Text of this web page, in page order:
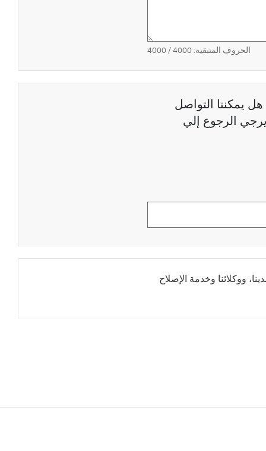
الحروف المتبقية:4000
/ 4000
يمكننا التواصل
الرجوع إلي
ووكلائنا وخدمة الإصلاح